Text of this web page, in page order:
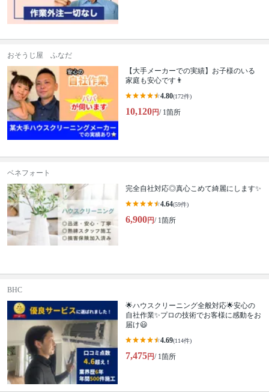
おそうじ屋 ふなだ
【大手メーカーでの実績】お子様のいる
家庭も安心です👨
4.80(172件)
10,120円/ 1箇所
ベネフォート
完全自社対応◎真心こめて綺麗にします✨
4.64(59件)
6,900円/ 1箇所
BHC
🌟ハウスクリーニング全般対応🌟安心の
自社作業✨プロの技術でお客様に感動をお
届け😃
4.69(114件)
7,475円/ 1箇所